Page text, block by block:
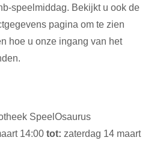
speelmiddag. Bekijkt u ook de
pagina om te zien
hoe u onze ingang van het
SpeelOsaurus
14:00 tot: zaterdag 14 maart